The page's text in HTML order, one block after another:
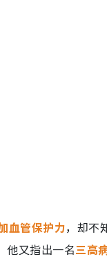
血管保护力，却不
他又指出一名三高